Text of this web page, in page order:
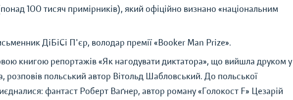
100 тисяч примірників), який офіційно визнано «національним
ДіБіСі П'єр, володар премії «Booker Man Prize».
книгою репортажів «Як нагодувати диктатора», що вийшла друком у
розповів польський автор Вітольд Шабловський. До польської
фантаст Роберт Ваґнер, автор роману «Голокост F» Цезарій